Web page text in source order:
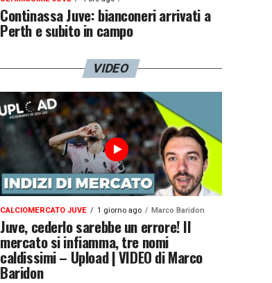
Continassa Juve: bianconeri arrivati a
Perth e subito in campo
VIDEO
CALCIOMERCATO JUVE 1 giorno ago Marco Baridon
Juve, cederlo sarebbe un errore! Il
mercato si infiamma, tre nomi
caldissimi – Upload | VIDEO di Marco
Baridon